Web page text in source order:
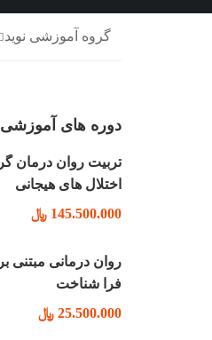
گروه آموزشی نوید
دوره های آموزشی
تربیت روان درمان گر
اختلال های هیجانی
145.500.000 ﷼
روان درمانی مبتنی بر
فرا شناخت
25.500.000 ﷼